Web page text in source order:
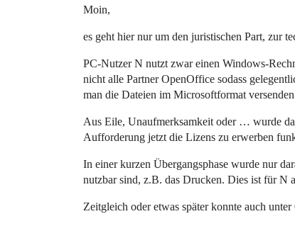
Moin,
es geht hier nur um den juristischen Part, zur
PC-Nutzer N nutzt zwar einen Windows-
nicht alle Partner OpenOffice sodass
man die Dateien im Microsoftformat
Aus Eile, Unaufmerksamkeit oder … wurde
Aufforderung jetzt die Lizens zu erwerben
In einer kurzen Übergangsphase wurde nur
nutzbar sind, z.B. das Drucken. Dies ist für N
Zeitgleich oder etwas später konnte auch